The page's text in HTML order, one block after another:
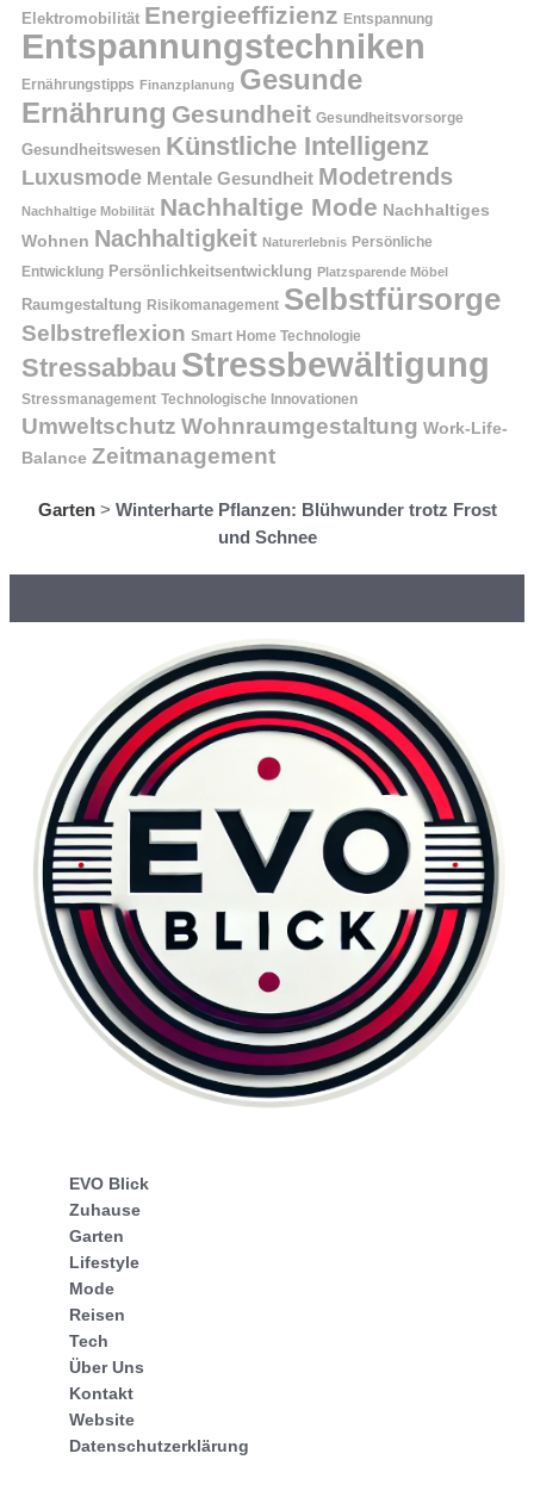
Elektromobilität Energieeffizienz Entspannung
Entspannungstechniken
Ernährungstipps Finanzplanung Gesunde
Ernährung Gesundheit Gesundheitsvorsorge
Gesundheitswesen Künstliche Intelligenz
Luxusmode Mentale Gesundheit Modetrends
Nachhaltige Mobilität Nachhaltige Mode Nachhaltiges
Wohnen Nachhaltigkeit Naturerlebnis Persönliche
Entwicklung Persönlichkeitsentwicklung Platzsparende Möbel
Raumgestaltung Risikomanagement Selbstfürsorge
Selbstreflexion Smart Home Technologie
Stressabbau Stressbewältigung
Stressmanagement Technologische Innovationen
Umweltschutz Wohnraumgestaltung Work-Life-
Balance Zeitmanagement
Garten> Winterharte Pflanzen: Blühwunder trotz Frost
und Schnee
EVO Blick
Zuhause
Garten
Lifestyle
Mode
Reisen
Tech
Über Uns
Kontakt
Website
Datenschutzerklärung